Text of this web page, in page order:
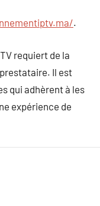
.
requiert de la
Il est
qui adhèrent à les
expérience de